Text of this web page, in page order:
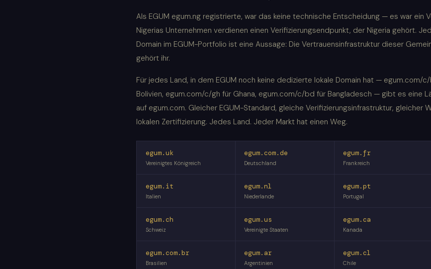
Als EGUM egum.ng registrierte, war das keine technische Entscheidung — es war ein
Nigerias Unternehmen verdienen einen Verifizierungsendpunkt, der Nigeria gehört.
Domain im EGUM-Portfolio ist eine Aussage: Die Vertrauensinfrastruktur dieser
gehört ihr.
Für jedes Land, in dem EGUM noch keine dedizierte lokale Domain hat — egum.com/
Bolivien, egum.com/c/gh für Ghana, egum.com/c/bd für Bangladesch — gibt es eine
auf egum.com. Gleicher EGUM-Standard, gleiche Verifizierungsinfrastruktur, gleicher
lokalen Zertifizierung. Jedes Land. Jeder Markt hat einen Weg.
egum.uk
Vereinigtes Königreich
egum.com.de
Deutschland
egum.fr
Frankreich
egum.it
Italien
egum.nl
Niederlande
egum.pt
Portugal
egum.ch
Schweiz
egum.us
Vereinigte Staaten
egum.ca
Kanada
egum.com.br
Brasilien
egum.ar
Argentinien
egum.cl
Chile